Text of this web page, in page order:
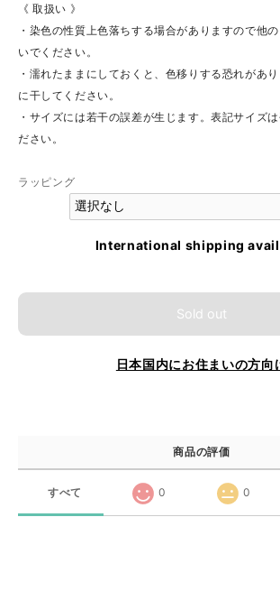
《 取扱い 》
・染色の性質上色落ちする場合がありますので他
いでください。
・濡れたままにしておくと、色移りする恐れがあ
に干してください。
・サイズには若干の誤差が生じます。表記サイズ
ださい。
ラッピング
International shipping
Sold out
日本国内にお住まいの方向
商品の評価
すべて 0 0